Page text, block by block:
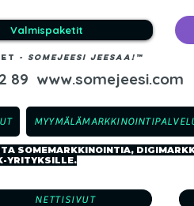
Valmispaketit
-​ SOMEJEESI JEESAA!™
89 www.somejeesi.com
SOMEMARKKINOINTIA,
YRITYKSILLE.
NETTISIVUT